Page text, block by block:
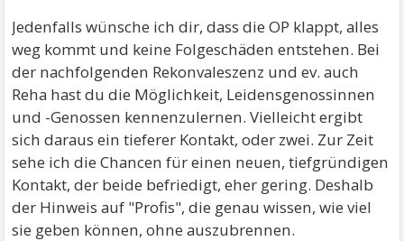
Jedenfalls wünsche ich dir, dass die OP klappt, alles
weg kommt und keine Folgeschäden entstehen. Bei
der nachfolgenden Rekonvaleszenz und ev. auch
Reha hast du die Möglichkeit, Leidensgenossinnen
und -Genossen kennenzulernen. Vielleicht ergibt
sich daraus ein tieferer Kontakt, oder zwei. Zur Zeit
sehe ich die Chancen für einen neuen, tiefgründigen
Kontakt, der beide befriedigt, eher gering. Deshalb
der Hinweis auf "Profis", die genau wissen, wie viel
sie geben können, ohne auszubrennen.